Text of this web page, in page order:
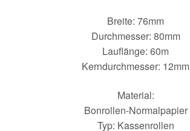
Breite: 76mm
Durchmesser: 80mm
Lauflänge: 60m
Kerndurchmesser: 12mm
Material:
Bonrollen-Normalpapier
Typ: Kassenrollen